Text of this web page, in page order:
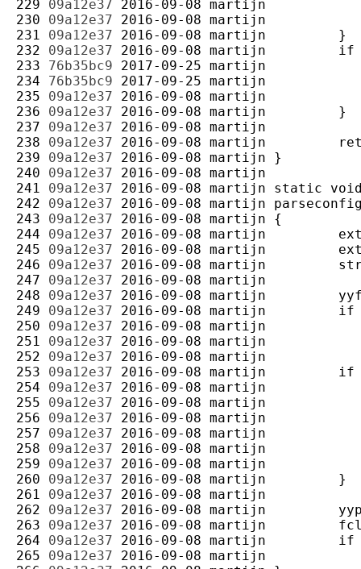
229 09a12e37 2016-09-08 martijn
230 09a12e37 2016-09-08 martijn
231 09a12e37 2016-09-08 martijn
232 09a12e37 2016-09-08 martijn
233 76b35bc9 2017-09-25 martijn
234 76b35bc9 2017-09-25 martijn
235 09a12e37 2016-09-08 martijn
236 09a12e37 2016-09-08 martijn
237 09a12e37 2016-09-08 martijn
238 09a12e37 2016-09-08 martijn
239 09a12e37 2016-09-08 martijn
240 09a12e37 2016-09-08 martijn
241 09a12e37 2016-09-08 martijn
242 09a12e37 2016-09-08 martijn
243 09a12e37 2016-09-08 martijn
244 09a12e37 2016-09-08 martijn
245 09a12e37 2016-09-08 martijn
246 09a12e37 2016-09-08 martijn
247 09a12e37 2016-09-08 martijn
248 09a12e37 2016-09-08 martijn
249 09a12e37 2016-09-08 martijn
250 09a12e37 2016-09-08 martijn
251 09a12e37 2016-09-08 martijn
252 09a12e37 2016-09-08 martijn
253 09a12e37 2016-09-08 martijn
254 09a12e37 2016-09-08 martijn
255 09a12e37 2016-09-08 martijn
256 09a12e37 2016-09-08 martijn
257 09a12e37 2016-09-08 martijn
258 09a12e37 2016-09-08 martijn
259 09a12e37 2016-09-08 martijn
260 09a12e37 2016-09-08 martijn
261 09a12e37 2016-09-08 martijn
262 09a12e37 2016-09-08 martijn
263 09a12e37 2016-09-08 martijn
264 09a12e37 2016-09-08 martijn
265 09a12e37 2016-09-08 martijn